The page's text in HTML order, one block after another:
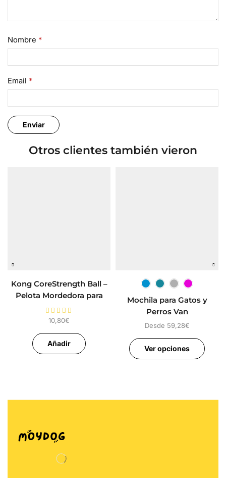
Nombre *
Email *
Otros clientes también vieron
Kong CoreStrength Ball –
Pelota Mordedora para
Perros
10,80€
Añadir
Mochila para Gatos y
Perros Van
Desde 59,28€
Ver opciones